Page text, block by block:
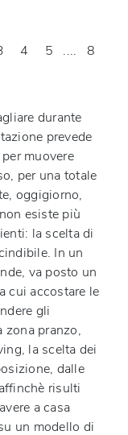
4 5 .... 8
durante
prevede
muovere
per una totale
oggigiorno,
esiste più
la scelta di
In un
va posto un
cui accostare le
gli
pranzo,
la scelta dei
dalle
risulti
a casa
un modello di